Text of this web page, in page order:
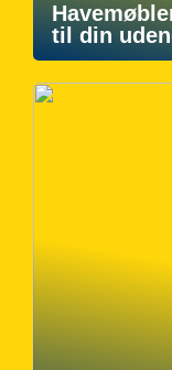
til din